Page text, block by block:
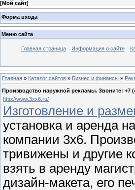
[Мой сайт]
Форма входа
Меню сайта
Главная страница Информация о сайте
Главная » Каталог сайтов » Бизнес и финансы »
Производство наружной рекламы. Звоните: +7
http://www.3xx6.ru/
Изготовление и
установка и аренда
компании 3х6.
тривижены и другие
взять в аренду
дизайн-макета, его